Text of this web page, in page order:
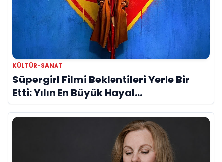
KÜLTÜR-SANAT
Süpergirl Filmi Beklentileri Yerle Bir
Etti: Yılın En Büyük Hayal
Kırıklıklarından Biri mi?